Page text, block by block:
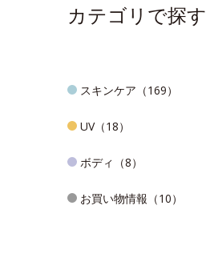
カテゴリで探す
スキンケア（169）
UV（18）
ボディ（8）
お買い物情報（10）